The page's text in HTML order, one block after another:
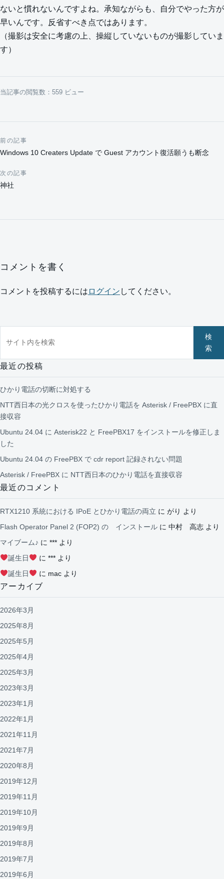
ないと慣れないんですよね。承知ながらも、自分でやった方が
早いんです。反省すべき点ではあります。
（撮影は安全に考慮の上、操縦していないものが撮影していま
す）
当記事の閲覧数：559 ビュー
投稿ナビゲーション
前の記事
Windows 10 Creaters Update で Guest アカウント復活願うも断念
次の記事
神社
コメントを書く
コメントを投稿するには ログイン してください。
検
索
最近の投稿
ひかり電話の切断に対処する
NTT西日本の光クロスを使ったひかり電話を Asterisk / FreePBX に直
接収容
Ubuntu 24.04 に Asterisk22 と FreePBX17 をインストールを修正しま
した
Ubuntu 24.04 の FreePBX で cdr report 記録されない問題
Asterisk / FreePBX に NTT西日本のひかり電話を直接収容
最近のコメント
RTX1210 系統における IPoE とひかり電話の両立 に がり より
Flash Operator Panel 2 (FOP2) の インストール に 中村 高志 より
マイブーム♪ に *** より
誕生日
に ***より
誕生日
に macより
アーカイブ
2026年3月
2025年8月
2025年5月
2025年4月
2025年3月
2023年3月
2023年1月
2022年1月
2021年11月
2021年7月
2020年8月
2019年12月
2019年11月
2019年10月
2019年9月
2019年8月
2019年7月
2019年6月